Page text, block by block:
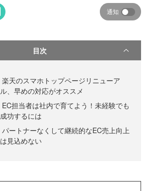
通知
目次
楽天のスマホトップページリニューア
ル、早めの対応がオススメ
EC担当者は社内で育てよう！未経験でも
成功するには
パートナーなくして継続的なEC売上向上
は見込めない